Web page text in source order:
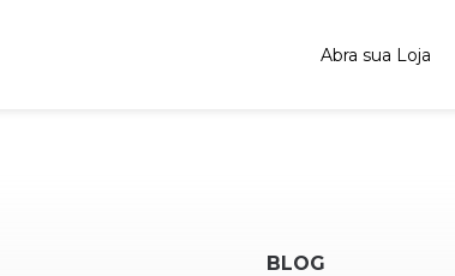
Abra sua Loja
BLOG